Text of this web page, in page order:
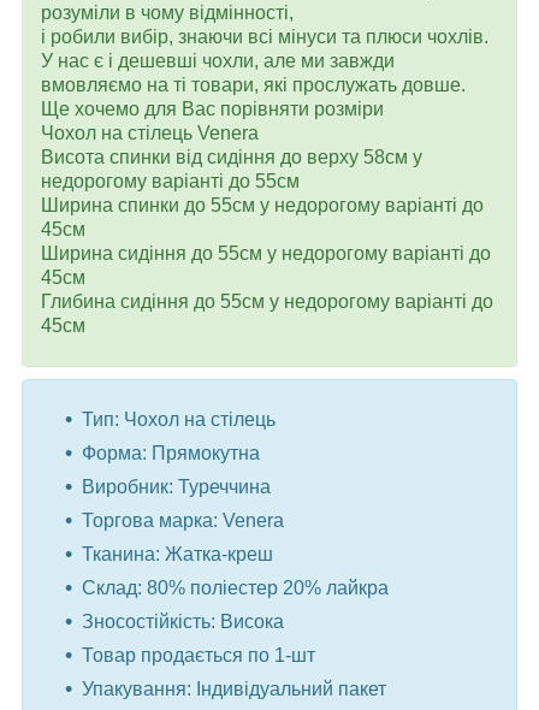
розуміли в чому відмінності,
і робили вибір, знаючи всі мінуси та плюси чохлів.
У нас є і дешевші чохли, але ми завжди
вмовляємо на ті товари, які прослужать довше.
Ще хочемо для Вас порівняти розміри
Чохол на стілець Venera
Висота спинки від сидіння до верху 58см у
недорогому варіанті до 55см
Ширина спинки до 55см у недорогому варіанті до
45см
Ширина сидіння до 55см у недорогому варіанті до
45см
Глибина сидіння до 55см у недорогому варіанті до
45см
Тип: Чохол на стілець
Форма: Прямокутна
Виробник: Туреччина
Торгова марка: Venera
Тканина: Жатка-креш
Склад: 80% поліестер 20% лайкра
Зносостійкість: Висока
Товар продається по 1-шт
Упакування: Індивідуальний пакет